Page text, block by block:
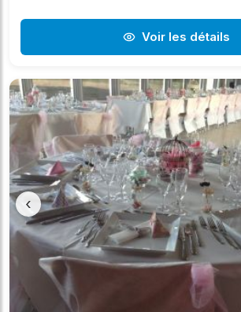
Voir les détails
‹